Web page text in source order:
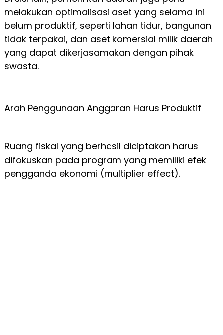
melakukan optimalisasi aset yang selama ini
belum produktif, seperti lahan tidur, bangunan
tidak terpakai, dan aset komersial milik daerah
yang dapat dikerjasamakan dengan pihak
swasta.
Arah Penggunaan Anggaran Harus Produktif
Ruang fiskal yang berhasil diciptakan harus
difokuskan pada program yang memiliki efek
pengganda ekonomi (multiplier effect).